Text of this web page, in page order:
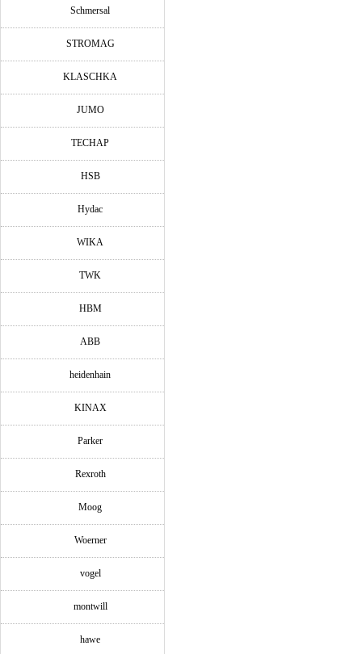
Schmersal
STROMAG
KLASCHKA
JUMO
TECHAP
HSB
Hydac
WIKA
TWK
HBM
ABB
heidenhain
KINAX
Parker
Rexroth
Moog
Woerner
vogel
montwill
hawe